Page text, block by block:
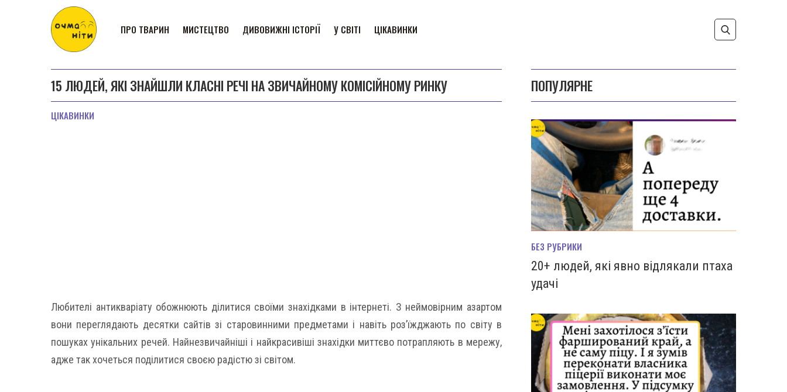
ПРО ТВАРИН МИСТЕЦТВО ДИВОВИЖНІ ІСТОРІЇ У СВІТІ ЦІКАВИНКИ
15 ЛЮДЕЙ, ЯКІ ЗНАЙШЛИ КЛАСНІ РЕЧІ НА ЗВИЧАЙНОМУ КОМІСІЙНОМУ РИНКУ
ЦІКАВИНКИ
Любителі антикваріату обожнюють ділитися своїми знахідками в інтернеті. З неймовірним азартом
вони переглядають десятки сайтів зі старовинними предметами і навіть роз’їжджають по світу в
пошуках унікальних речей. Найнезвичайніші і найкрасивіші знахідки миттєво потрапляють в мережу,
адже так хочеться поділитися своєю радістю зі світом.
ПОПУЛЯРНЕ
БЕЗ РУБРИКИ
20+ людей, які явно відлякали птаха
удачі